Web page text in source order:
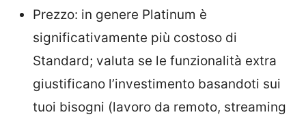
Prezzo: in genere Platinum è
significativamente più costoso di
Standard; valuta se le funzionalità extra
giustificano l’investimento basandoti sui
tuoi bisogni (lavoro da remoto, streaming